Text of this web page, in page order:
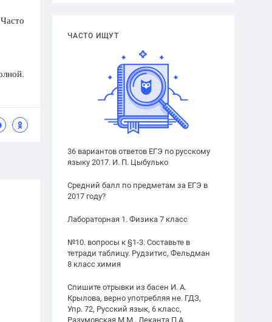
ЧАСТО ИЩУТ
36 вариантов ответов ЕГЭ по русскому
языку 2017. И. П. Цыбулько
Средний балл по предметам за ЕГЭ в
2017 году?
Лабораторная 1. Физика 7 класс
№10. вопросы к §1-3. Составьте в
тетради таблицу. Рудзитис, Фельдман
8 класс химия
Спишите отрывки из басен И. А.
Крылова, верно употребляя не. ГДЗ,
Упр. 72, Русский язык, 6 класс,
Разумовская М.М., Леканта П.А.